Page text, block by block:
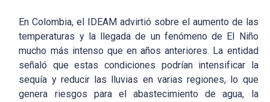
En Colombia, el IDEAM advirtió sobre el aumento de las
temperaturas y la llegada de un fenómeno de El Niño
mucho más intenso que en años anteriores. La entidad
señaló que estas condiciones podrían intensificar la
sequía y reducir las lluvias en varias regiones, lo que
genera riesgos para el abastecimiento de agua, la